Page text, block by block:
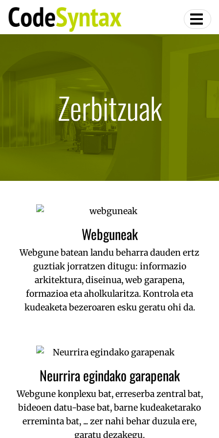
Zerbitzuak
Webguneak
Webgune batean landu beharra dauden ertz
guztiak jorratzen ditugu: informazio
arkitektura, diseinua, web garapena,
formazioa eta aholkularitza. Kontrola eta
kudeaketa bezeroaren esku geratu ohi da.
Neurrira egindako garapenak
Webgune konplexu bat, erreserba zentral bat,
bideoen datu-base bat, barne kudeaketarako
erreminta bat, ... zer nahi behar duzula ere,
garatu dezakegu.